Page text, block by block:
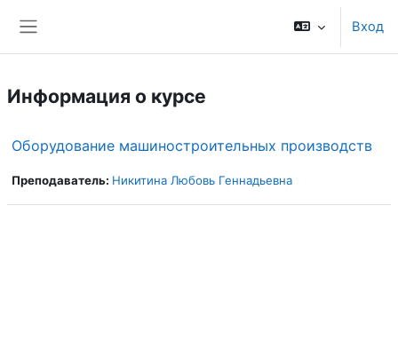
Вход
Информация о курсе
Оборудование машиностроительных производств
Преподаватель: Никитина Любовь Геннадьевна